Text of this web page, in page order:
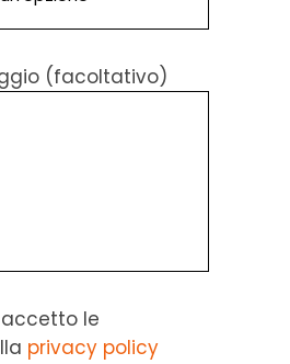
(facoltativo)
le
privacy policy